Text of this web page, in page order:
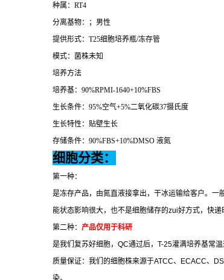
种属： RT4
分离基物：；男性
提供形式： T25细胞培养瓶/冻存管
模式：菌株未知
培养方法
培养基： 90%RPMI-1640+10%FBS
生长条件： 95%空气+5%二氧化碳37摄氏度
生长特性：贴壁生长
存储条件： 90%FBS+10%DMSO 液氮
细胞分类：
第一种：
是冻存产品，由氮直液接拿出，干冰运输给客户。
能状态影响很大，也不是细胞储存的zui好方式，快递
第二种： 产品仅用于科研
是我们复苏好细胞， QC通过后， T-25灌满培养基常
质量保证：我们的细胞株来源于ATCC、 ECACC、
染。